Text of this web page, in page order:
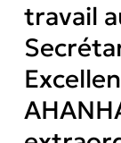
travail